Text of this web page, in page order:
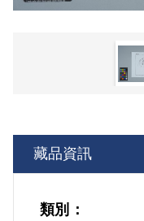
藏品資訊
類別：